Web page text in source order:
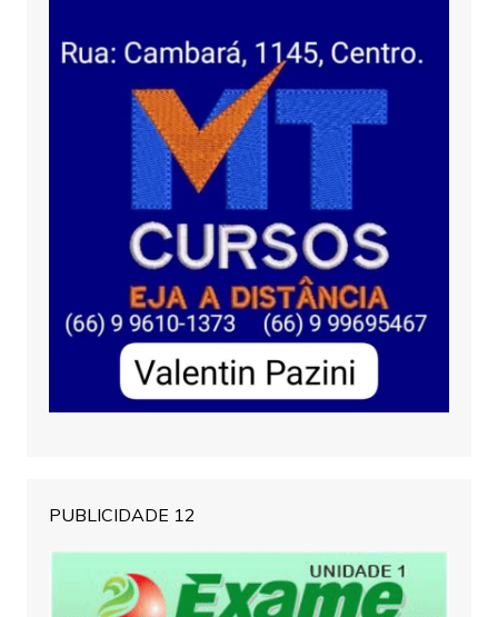
PUBLICIDADE 12